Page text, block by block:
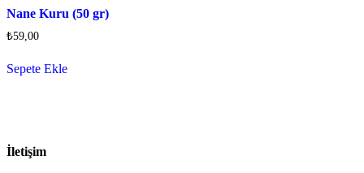
Nane Kuru (50 gr)
₺59,00
Sepete Ekle
İletişim